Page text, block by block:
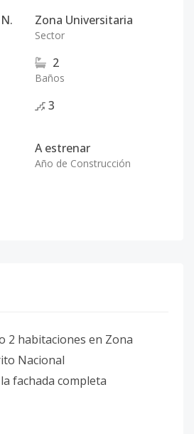
Zona Universitaria
Sector
2
Baños
3
A estrenar
Año de Construcción
2 habitaciones en Zona
Nacional
fachada completa